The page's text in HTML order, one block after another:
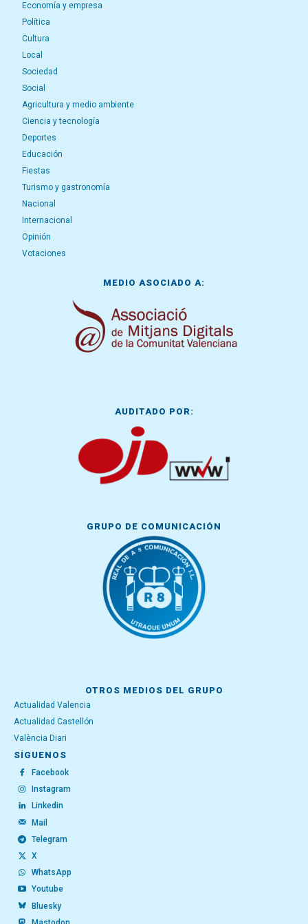
Economía y empresa
Política
Cultura
Local
Sociedad
Social
Agricultura y medio ambiente
Ciencia y tecnología
Deportes
Educación
Fiestas
Turismo y gastronomía
Nacional
Internacional
Opinión
Votaciones
MEDIO ASOCIADO A:
AUDITADO POR:
GRUPO DE COMUNICACIÓN
OTROS MEDIOS DEL GRUPO
Actualidad Valencia
Actualidad Castellón
València Diari
SÍGUENOS
Facebook
Instagram
Linkedin
Mail
Telegram
X
WhatsApp
Youtube
Bluesky